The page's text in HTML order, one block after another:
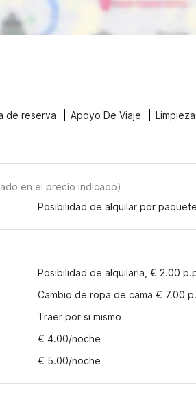
de reserva Apoyo De Viaje
en el precio indicado)
Posibilidad de alquilar por
Posibilidad de alquilarla, € 2.00
Cambio de ropa de cama € 7.00
Traer por si mismo
€ 4.00/noche
€ 5.00/noche